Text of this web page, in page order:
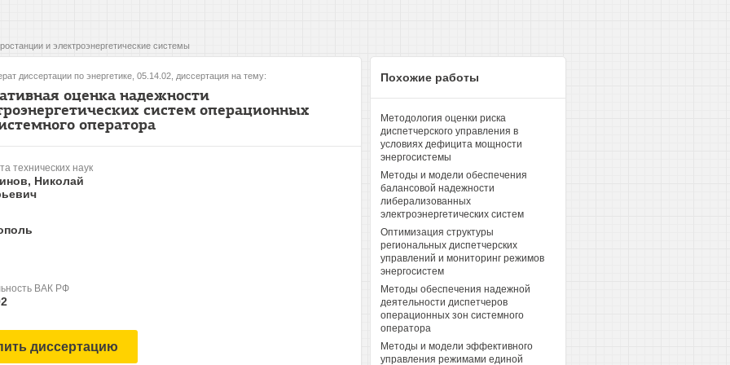
и электроэнергетические системы
диссертации по энергетике, 05.14.02, диссертация на тему:
оценка надежности
систем операционных
оператора
технических наук
Николай
ВАК РФ
диссертацию
Похожие работы
Методология оценки риска
диспетчерского управления в
условиях дефицита мощности
энергосистемы
Методы и модели обеспечения
балансовой надежности
либерализованных
электроэнергетических систем
Оптимизация структуры
региональных диспетчерских
управлений и мониторинг режимов
энергосистем
Методы обеспечения надежной
деятельности диспетчеров
операционных зон системного
оператора
Методы и модели эффективного
управления режимами единой